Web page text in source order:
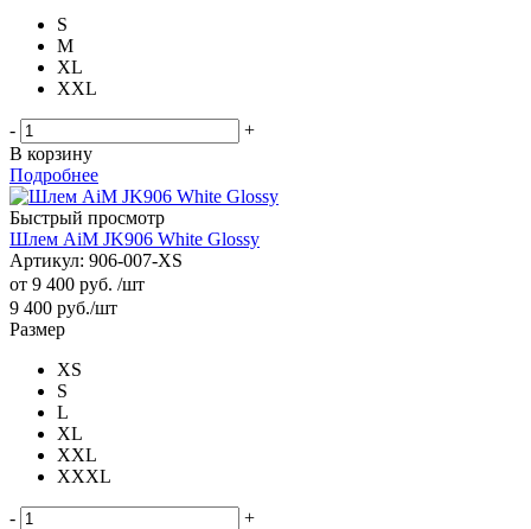
S
M
XL
XXL
-
+
В корзину
Подробнее
Быстрый просмотр
Шлем AiM JK906 White Glossy
Артикул: 906-007-XS
от 9 400 руб. /шт
9 400 руб./шт
Размер
XS
S
L
XL
XXL
XXXL
-
+